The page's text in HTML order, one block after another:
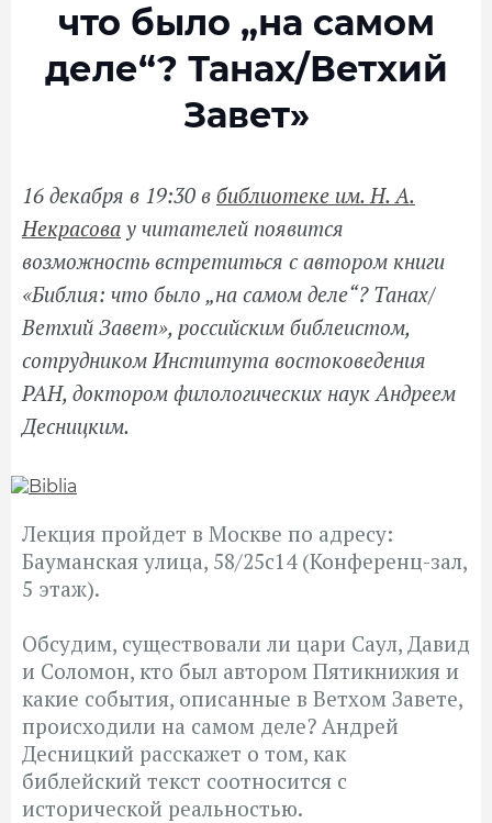
что было „на самом
деле“? Танах/Ветхий
Завет»
16 декабря в 19:30 в библиотеке им. Н. А.
Некрасова у читателей появится
возможность встретиться с автором книги
«Библия: что было „на самом деле“? Танах/
Ветхий Завет», российским библеистом,
сотрудником Института востоковедения
РАН, доктором филологических наук Андреем
Десницким.
Лекция пройдет в Москве по адресу:
Бауманская улица, 58/25с14 (Конференц-зал,
5 этаж).
Обсудим, существовали ли цари Саул, Давид
и Соломон, кто был автором Пятикнижия и
какие события, описанные в Ветхом Завете,
происходили на самом деле? Андрей
Десницкий расскажет о том, как
библейский текст соотносится с
исторической реальностью.